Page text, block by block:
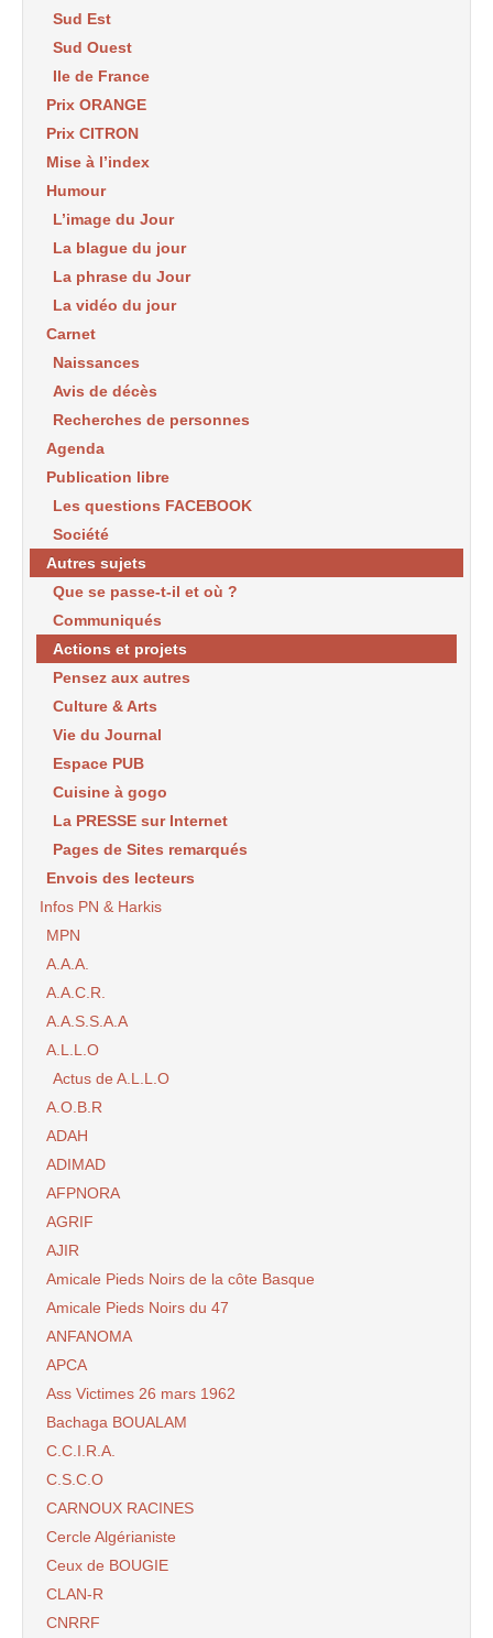
Sud Est
Sud Ouest
Ile de France
Prix ORANGE
Prix CITRON
Mise à l’index
Humour
L’image du Jour
La blague du jour
La phrase du Jour
La vidéo du jour
Carnet
Naissances
Avis de décès
Recherches de personnes
Agenda
Publication libre
Les questions FACEBOOK
Société
Autres sujets
Que se passe-t-il et où ?
Communiqués
Actions et projets
Pensez aux autres
Culture & Arts
Vie du Journal
Espace PUB
Cuisine à gogo
La PRESSE sur Internet
Pages de Sites remarqués
Envois des lecteurs
Infos PN & Harkis
MPN
A.A.A.
A.A.C.R.
A.A.S.S.A.A
A.L.L.O
Actus de A.L.L.O
A.O.B.R
ADAH
ADIMAD
AFPNORA
AGRIF
AJIR
Amicale Pieds Noirs de la côte Basque
Amicale Pieds Noirs du 47
ANFANOMA
APCA
Ass Victimes 26 mars 1962
Bachaga BOUALAM
C.C.I.R.A.
C.S.C.O
CARNOUX RACINES
Cercle Algérianiste
Ceux de BOUGIE
CLAN-R
CNRRF